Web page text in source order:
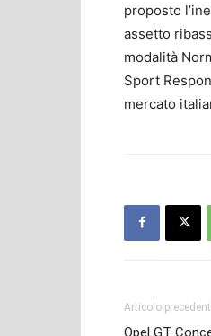
proposto
assetto
modalità
Sport
mercato
Articolo
Opel GT